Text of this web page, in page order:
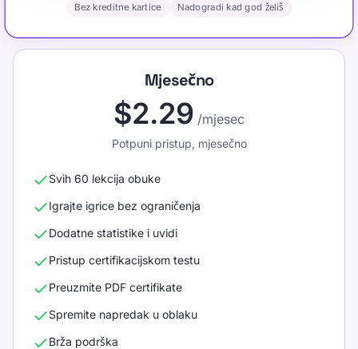
Bez kreditne kartice Nadogradi kad god želiš
Mjesečno
$2.29 /mjesec
Potpuni pristup, mjesečno
Svih 60 lekcija obuke
Igrajte igrice bez ograničenja
Dodatne statistike i uvidi
Pristup certifikacijskom testu
Preuzmite PDF certifikate
Spremite napredak u oblaku
Brža podrška